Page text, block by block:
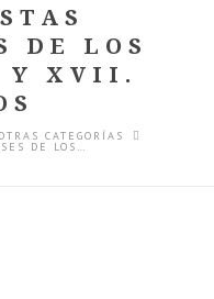
DE LOS
Y XVII.
CATEGORÍAS
DE LOS…